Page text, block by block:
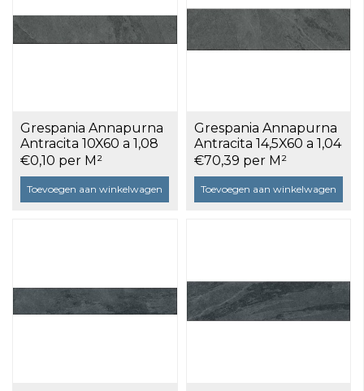
Grespania Annapurna
Antracita 10X60 a 1,08
m²
€0,10 per M²
Toevoegen aan winkelwagen
Grespania Annapurna
Antracita 14,5X60 a 1,04
m²
€70,39 per M²
Toevoegen aan winkelwagen